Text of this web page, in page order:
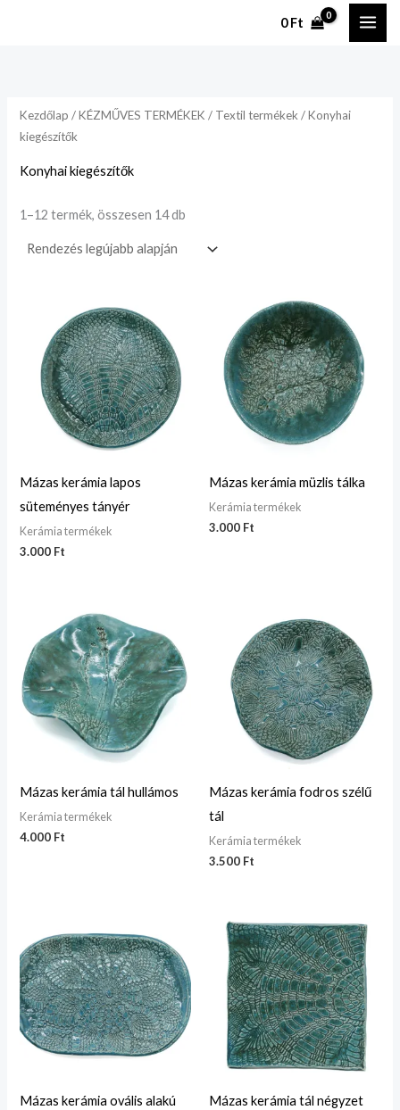
0Ft
Kezdőlap /KÉZMŰVES TERMÉKEK / Textil termékek / Konyhai
kiegészítők
Konyhai kiegészítők
1–12 termék, összesen 14 db
Mázas kerámia lapos
süteményes tányér
Kerámia termékek
3.000 Ft
Mázas kerámia müzlis tálka
Kerámia termékek
3.000 Ft
Mázas kerámia tál hullámos
Kerámia termékek
4.000 Ft
Mázas kerámia fodros szélű
tál
Kerámia termékek
3.500 Ft
Mázas kerámia ovális alakú
Mázas kerámia tál négyzet